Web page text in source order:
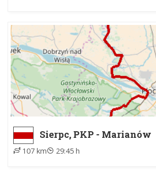
Sierpc, PKP - Marianów
107 km 29:45 h